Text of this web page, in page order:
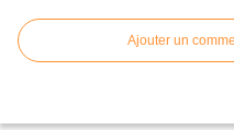
Ajouter un